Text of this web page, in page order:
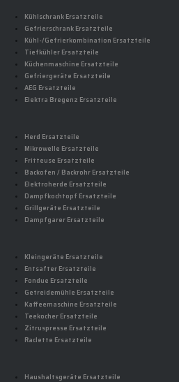
Kühlschrank Ersatzteile
Gefrierschrank Ersatzteile
Kühl-/Gefrierkombination Ersatzteile
Tiefkühler Ersatzteile
Küchenmaschine Ersatzteile
Gefriergeräte Ersatzteile
AEG Ersatzteile
Elektra Bregenz Ersatzteile
Herd Ersatzteile
Mikrowelle Ersatzteile
Fritteuse Ersatzteile
Backofen / Backrohr Ersatzteile
Elektroherde Ersatzteile
Dampfkochtopf Ersatzteile
Grillgeräte Ersatzteile
Dampfgarer Ersatzteile
Kleingeräte Ersatzteile
Entsafter Ersatzteile
Fondue Ersatzteile
Getreidemühle Ersatzteile
Kaffeemaschine Ersatzteile
Teekocher Ersatzteile
Zitruspresse Ersatzteile
Raclette Ersatzteile
Haushaltsgeräte Ersatzteile